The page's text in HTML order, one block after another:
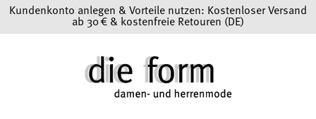
Zum Hauptinhalt springen
Kundenkonto anlegen & Vorteile nutzen: Kostenloser Versand
ab 30 € & kostenfreie Retouren (DE)